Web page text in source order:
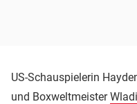
US-Schauspielerin
und Boxweltmeister